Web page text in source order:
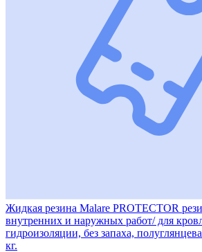
Жидкая резина Malare PROTECTOR
внутренних и наружных работ/ для
гидроизоляции, без запаха,
кг.